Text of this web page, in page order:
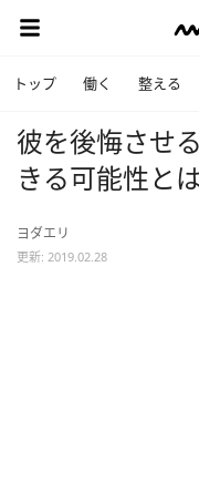
トップ 働く 整える
彼を後悔させ
きる可能性と
ヨダエリ
更新: 2019.02.28